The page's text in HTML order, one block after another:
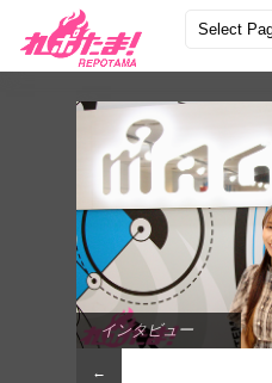
インタビュー
←